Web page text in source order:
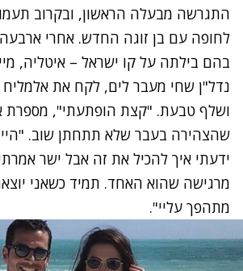
התגרשה מבעלה הראשון, ובקרוב
לחופה עם בן זוגה החדש. אחרי ארבעה
בהם בילתה על קו ישראל – איטליה,
נדל"ן שחי מעבר לים, לקח את
ושלף טבעת. "קצת הופתעתי", מספרת
שהצהירה בעבר שלא תתחתן שוב.
ידעתי איך להכיל את זה אבל ישר אמרתי
מרגישה שהוא האחד. תמיד כשאני
מתהפך עליי".